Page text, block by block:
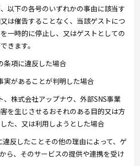
以下の各号のいずれかの事由に該当す
は催告することなく、当該ゲストにつ
一時的に停止し、又はゲストとしての
きます。
条項に違反した場合
実があることが判明した場合
、株式会社アップナウ、外部SNS事業
を生じさせるおそれのある目的又は方
た、又は利用しようとした場合
違反したことその他の理由によって、ゲ
ら、そのサービスの提供や連携を受け